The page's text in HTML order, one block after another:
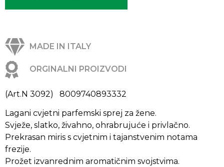
MADE IN ITALY
ORGINALNI PROIZVODI
(Art.N 3092) 8009740893332
Lagani cvjetni parfemski sprej za žene.
Svježe, slatko, živahno, ohrabrujuće i privlačno.
Prekrasan miris s cvjetnim i tajanstvenim notama
frezije.
Prožet izvanrednim aromatičnim svojstvima.